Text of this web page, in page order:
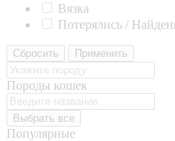
Вязка
Потерялись /
Сбросить Применить
Породы кошек
Выбрать все
Популярные